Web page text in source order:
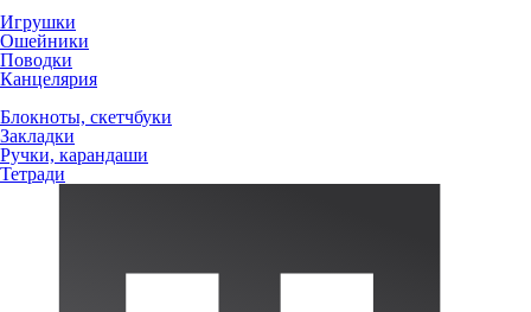
Игрушки
Ошейники
Поводки
Канцелярия
Блокноты, скетчбуки
Закладки
Ручки, карандаши
Тетради